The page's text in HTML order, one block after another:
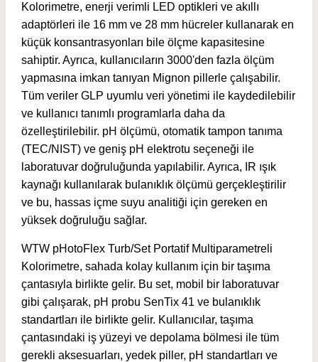
Kolorimetre, enerji verimli LED optikleri ve akıllı
adaptörleri ile 16 mm ve 28 mm hücreler kullanarak en
küçük konsantrasyonları bile ölçme kapasitesine
sahiptir. Ayrıca, kullanıcıların 3000'den fazla ölçüm
yapmasına imkan tanıyan Mignon pillerle çalışabilir.
Tüm veriler GLP uyumlu veri yönetimi ile kaydedilebilir
ve kullanıcı tanımlı programlarla daha da
özelleştirilebilir. pH ölçümü, otomatik tampon tanıma
(TEC/NIST) ve geniş pH elektrotu seçeneği ile
laboratuvar doğruluğunda yapılabilir. Ayrıca, IR ışık
kaynağı kullanılarak bulanıklık ölçümü gerçekleştirilir
ve bu, hassas içme suyu analitiği için gereken en
yüksek doğruluğu sağlar.
WTW pHotoFlex Turb/Set Portatif Multiparametreli
Kolorimetre, sahada kolay kullanım için bir taşıma
çantasıyla birlikte gelir. Bu set, mobil bir laboratuvar
gibi çalışarak, pH probu SenTix 41 ve bulanıklık
standartları ile birlikte gelir. Kullanıcılar, taşıma
çantasındaki iş yüzeyi ve depolama bölmesi ile tüm
gerekli aksesuarları, yedek piller, pH standartları ve